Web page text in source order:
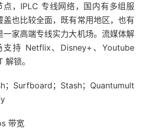
，IPLC 专线网络，国内有多组服
盖也比较全面，既有常用地区，也有
一家高端专线实力大机场。流媒体解
持 Netflix、Disney+、Youtube
锁。
；Surfboard；Stash；Quantumult
带宽